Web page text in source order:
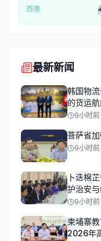
西港
最新新闻
韩国物
的货运
9小时前
菩萨省
9小时前
卜迭棉
护治安
9小时前
柬埔寨
2026年